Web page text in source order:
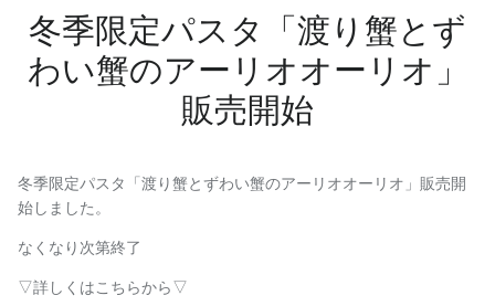
冬季限定パスタ「渡り蟹とず
わい蟹のアーリオオーリオ」
販売開始
冬季限定パスタ「渡り蟹とずわい蟹のアーリオオーリオ」販売開
始しました。
なくなり次第終了
▽詳しくはこちらから▽